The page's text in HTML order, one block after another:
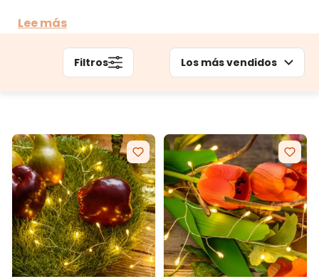
están orientados en todas las direcciones, dando
Unas funcionan con pilas, otras con corriente.
Lee más
Filtros Los más vendidos